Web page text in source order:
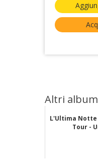
Altri
L'Ultima Notte
Tour -